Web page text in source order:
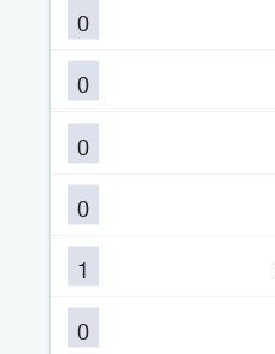
0
0
0
0
1
0